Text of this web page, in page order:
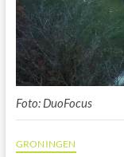
Foto: DuoFocus
GRONINGEN